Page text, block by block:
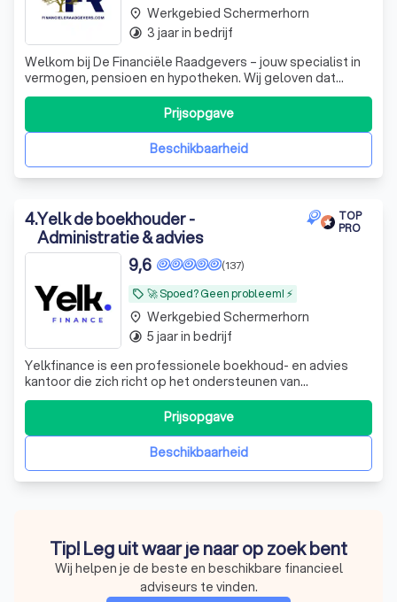
Welkom bij De Financiële Raadgevers – jouw specialist in
vermogen, pensioen en hypotheken. Wij geloven dat
financiële rust begint met helderheid en strategie. Handel
Beschikbaarheid
Prijsopgave
place Werkgebied Schermerhorn
timelapse 3 jaar in bedrijf
4.Yelk de boekhouder -
Administratie & advies
TOP
PRO
local_offer 🚀 Spoed? Geen probleem! ⚡
(137)
9,6
Yelkfinance is een professionele boekhoud- en advies
kantoor die zich richt op het ondersteunen van
ondernemers en bedrijven in Nederland, maar wij helpen
ook particulieren met hun inkomstenbelasting. Met onze
expertise in financiële administratie, belastingadvies en
bedrijfsoptimalisatie helpen wij
Beschikbaarheid
Prijsopgave
place Werkgebied Schermerhorn
timelapse 5 jaar in bedrijf
Tip! Leg uit waar je naar op zoek bent
Wij helpen je de beste en beschikbare financieel
adviseurs te vinden.